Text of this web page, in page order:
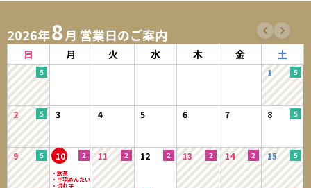
2026年8月 営業日のご案内
日 月 火 水 木 金 土
1
2 3 4 5 6 7 8
9 10 11 12 13 14 15